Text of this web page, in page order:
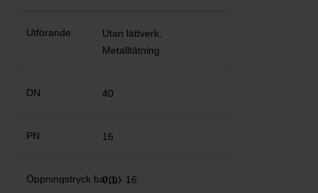
Utan lättverk,
Metalltätning
40
16
0,1 - 16